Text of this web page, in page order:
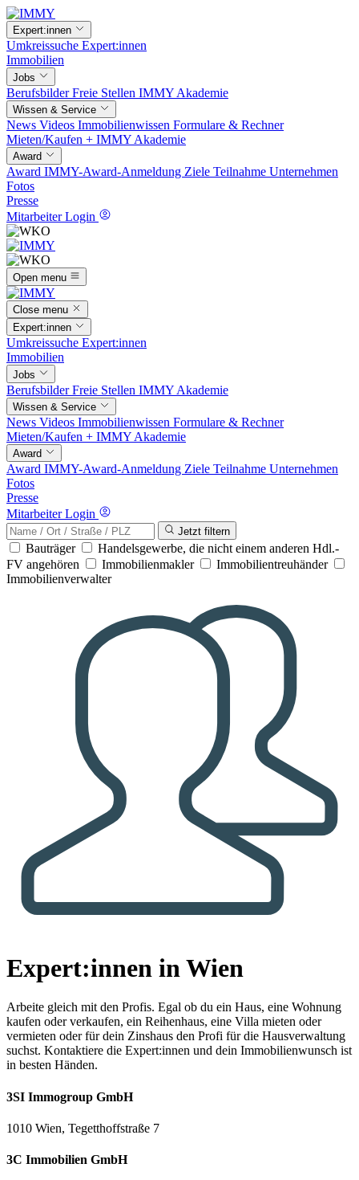
Expert:innen
Umkreissuche Expert:innen
Immobilien
Jobs
BerufsbilderFreie Stellen IMMY Akademie
Wissen & Service
News Videos Immobilienwissen Formulare & Rechner
Mieten/Kaufen + IMMY Akademie
Award
Award IMMY-Award-Anmeldung Ziele Teilnahme Unternehmen
Fotos
Presse
Mitarbeiter Login
Open menu
Close menu
Expert:innen
Umkreissuche Expert:innen
Immobilien
Jobs
BerufsbilderFreie Stellen IMMY Akademie
Wissen & Service
News Videos Immobilienwissen Formulare & Rechner
Mieten/Kaufen + IMMY Akademie
Award
Award IMMY-Award-Anmeldung Ziele Teilnahme Unternehmen
Fotos
Presse
Mitarbeiter Login
Jetzt filtern
Bauträger
Handelsgewerbe, die nicht einem anderen Hdl.-
FV angehören
Immobilienmakler
Immobilientreuhänder
Immobilienverwalter
Expert:innen in Wien
Arbeite gleich mit den Profis. Egal ob du ein Haus, eine Wohnung
kaufen oder verkaufen, ein Reihenhaus, eine Villa mieten oder
vermieten oder für dein Zinshaus den Profi für die Hausverwaltung
suchst. Kontaktiere die Expert:innen und dein Immobilienwunsch ist
in besten Händen.
3SI Immogroup GmbH
1010 Wien, Tegetthoffstraße 7
3C Immobilien GmbH